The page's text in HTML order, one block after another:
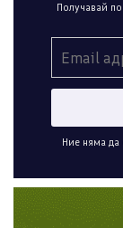
Получавай
Ние няма да